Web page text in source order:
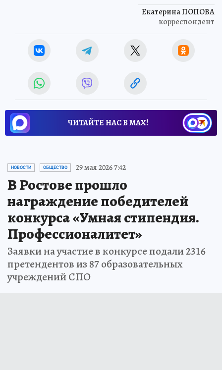
Екатерина ПОПОВА
корреспондент
ЧИТАЙТЕ НАС В МАХ!
НОВОСТИ ОБЩЕСТВО 29 мая 2026 7:42
В Ростове прошло
награждение победителей
конкурса «Умная стипендия.
Профессионалитет»
Заявки на участие в конкурсе подали 2316
претендентов из 87 образовательных
учреждений СПО